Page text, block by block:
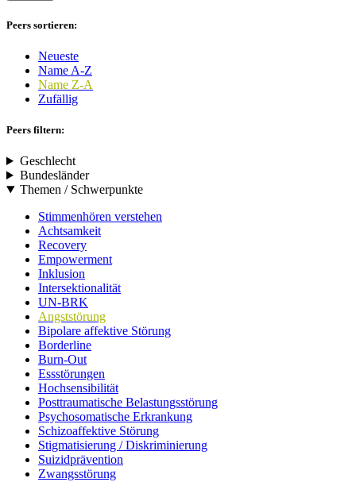
Peers sortieren:
Neueste
Name A-Z
Name Z-A
Zufällig
Peers filtern:
Geschlecht
Bundesländer
Themen / Schwerpunkte
Stimmenhören verstehen
Achtsamkeit
Recovery
Empowerment
Inklusion
Intersektionalität
UN-BRK
Angststörung
Bipolare affektive Störung
Borderline
Burn-Out
Essstörungen
Hochsensibilität
Posttraumatische Belastungsstörung
Psychosomatische Erkrankung
Schizoaffektive Störung
Stigmatisierung / Diskriminierung
Suizidprävention
Zwangsstörung